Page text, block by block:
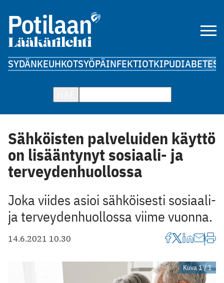
SYDÄNKEUHKOTSYÖPÄINFEKTIOTKIPUDIABETES
Sähköisten palveluiden käyttö
on lisääntynyt sosiaali- ja
terveydenhuollossa
Joka viides asioi sähköisesti sosiaali-
ja terveydenhuollossa viime vuonna.
14.6.2021 10.30
Kuva 1 / 1